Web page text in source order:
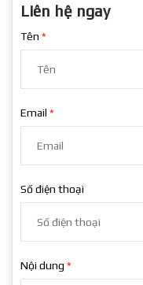
Liên hệ ngay
Tên
Email
Số điện thoại
Nội dung